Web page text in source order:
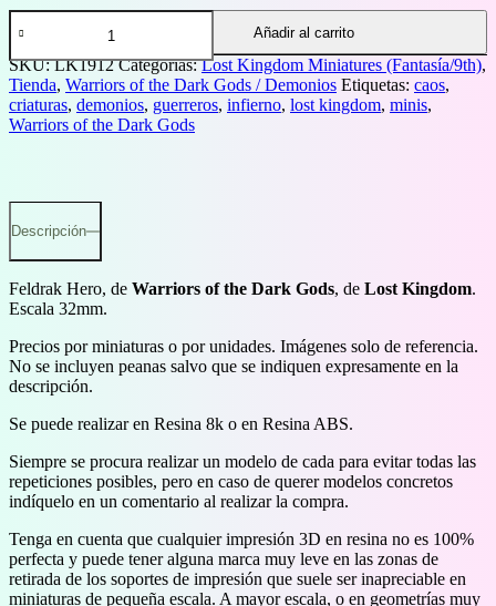
Feldrak
Hero
(Héroe
Feldrak)
cantidad
Añadir al carrito
SKU:LK1912 Categorías:Lost Kingdom Miniatures (Fantasía/9th),
Tienda, Warriors of the Dark Gods / Demonios Etiquetas: caos,
criaturas, demonios, guerreros, infierno, lost kingdom, minis,
Warriors of the Dark Gods
Descripción
Feldrak Hero, de Warriors of the Dark Gods, de Lost Kingdom.
Escala 32mm.
Precios por miniaturas o por unidades. Imágenes solo de referencia.
No se incluyen peanas salvo que se indiquen expresamente en la
descripción.
Se puede realizar en Resina 8k o en Resina ABS.
Siempre se procura realizar un modelo de cada para evitar todas las
repeticiones posibles, pero en caso de querer modelos concretos
indíquelo en un comentario al realizar la compra.
Tenga en cuenta que cualquier impresión 3D en resina no es 100%
perfecta y puede tener alguna marca muy leve en las zonas de
retirada de los soportes de impresión que suele ser inapreciable en
miniaturas de pequeña escala. A mayor escala, o en geometrías muy